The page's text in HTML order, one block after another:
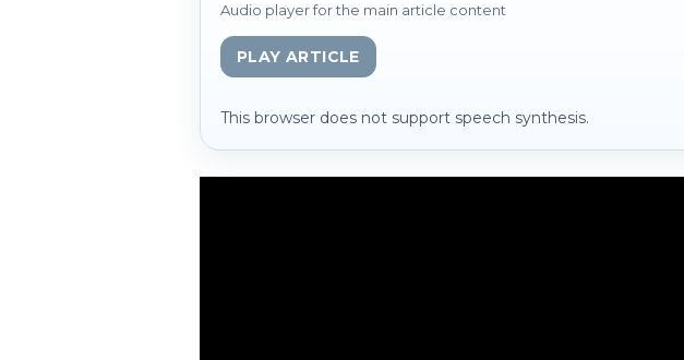
Audio player for the main article content
PLAY ARTICLE
This browser does not support speech synthesis.